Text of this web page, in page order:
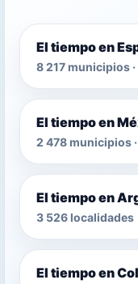
El tiempo en
8 217 municipios
El tiempo en
2 478 municipios
El tiempo en
3 526 localidades
El tiempo en